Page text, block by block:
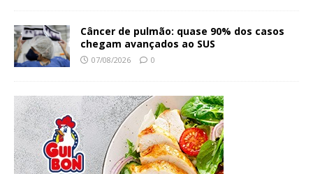
Câncer de pulmão: quase 90% dos casos
chegam avançados ao SUS
07/08/2026 0